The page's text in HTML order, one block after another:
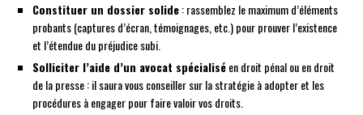
Constituer un dossier solide: rassemblez le maximum d’éléments
probants (captures d’écran, témoignages, etc.) pour prouver l’existence
et l’étendue du préjudice subi.
Solliciter l’aide d’un avocat spécialiséen droit pénal ou en droit
de la presse : il saura vous conseiller sur la stratégie à adopter et les
procédures à engager pour faire valoir vos droits.